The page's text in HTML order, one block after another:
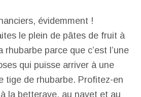
évidemment !
le plein de pâtes de fruit à
rhubarbe parce que c’est l’une
qui puisse arriver à une
tige de rhubarbe. Profitez-en
la betterave, au navet et au